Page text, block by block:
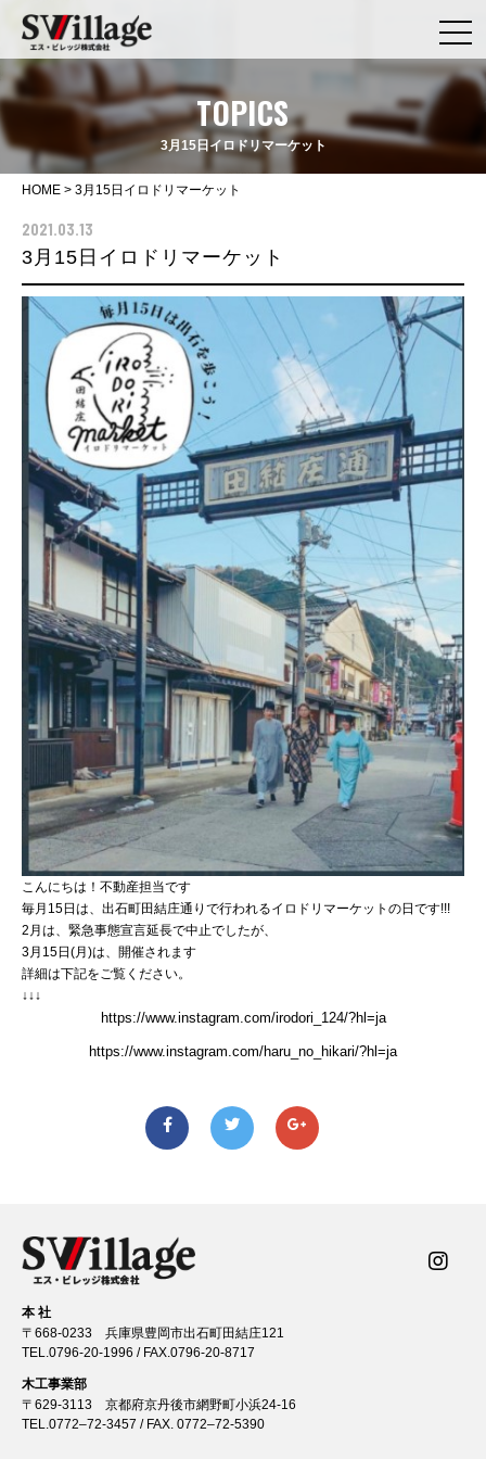
TOPICS
3月15日イロドリマーケット
HOME > 3月15日イロドリマーケット
2021.03.13
3月15日イロドリマーケット
こんにちは！不動産担当です
毎月15日は、出石町田結庄通りで行われるイロドリマーケットの日です!!!
2月は、緊急事態宣言延長で中止でしたが、
3月15日(月)は、開催されます
詳細は下記をご覧ください。
↓↓↓
https://www.instagram.com/irodori_124/?hl=ja
https://www.instagram.com/haru_no_hikari/?hl=ja
本 社
〒668-0233 兵庫県豊岡市出石町田結庄121
TEL.0796-20-1996 / FAX.0796-20-8717
木工事業部
〒629-3113 京都府京丹後市網野町小浜24-16
TEL.0772–72-3457 / FAX. 0772–72-5390